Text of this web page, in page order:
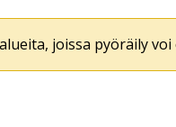
joissa pyöräily voi